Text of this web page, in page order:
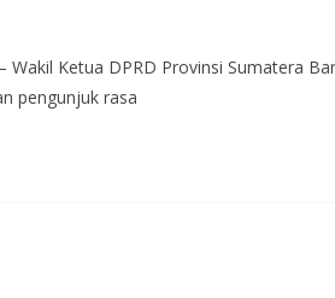
Wakil Ketua DPRD Provinsi Sumatera
pengunjuk rasa